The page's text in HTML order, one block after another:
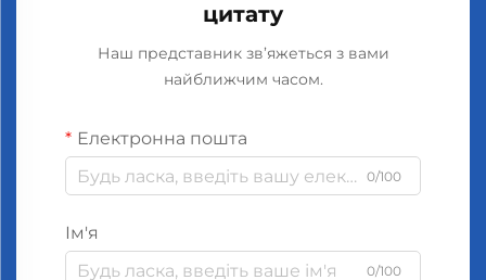
цитату
Наш представник зв’яжеться з вами
найближчим часом.
Електронна пошта
0/100
Ім'я
0/100